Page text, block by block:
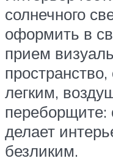
солнечного
оформить в
прием
легким,
переборщите:
делает
безликим.